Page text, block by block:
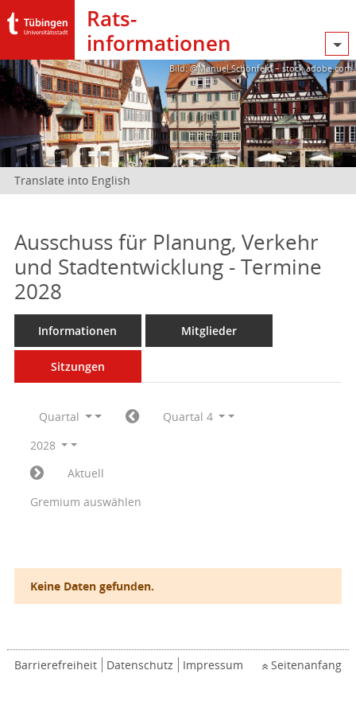
Rats­
informationen
Bild: @Manuel Schönfeld – stock.adobe.com
Translate into English
Ausschuss für Planung, Verkehr
und Stadtentwicklung - Termine
2028
Informationen Mitglieder
Sitzungen
Quartal
Quartal 4
2028
Aktuell
Gremium auswählen
Keine Daten gefunden.
Barrierefreiheit Datenschutz Impressum Seitenanfang